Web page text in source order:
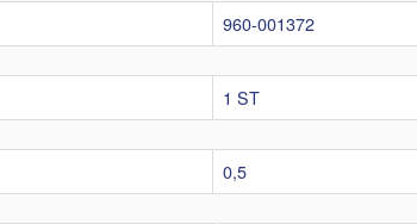
960-001372
1 ST
0,5